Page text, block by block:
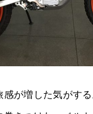
が増した気がす